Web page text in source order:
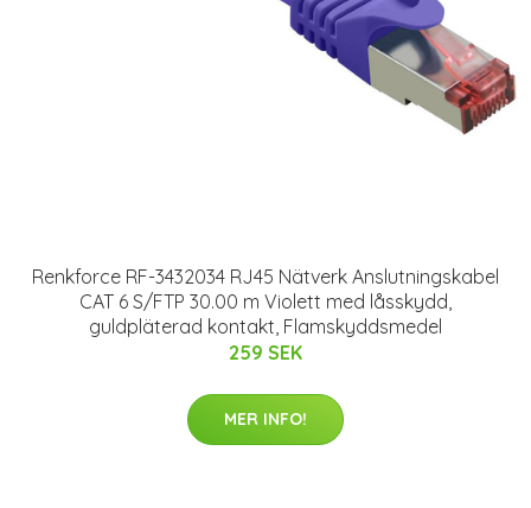
Renkforce RF-3432034 RJ45 Nätverk Anslutningskabel
CAT 6 S/FTP 30.00 m Violett med låsskydd,
guldpläterad kontakt, Flamskyddsmedel
259 SEK
MER INFO!